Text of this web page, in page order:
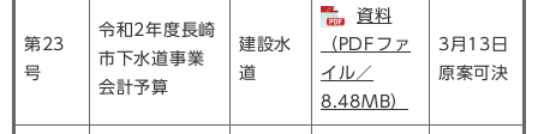
第23
号
令和2年度長崎
市下水道事業
会計予算
建設水
道
資料
（PDFファ
イル／
8.48MB）
3月13日
原案可決